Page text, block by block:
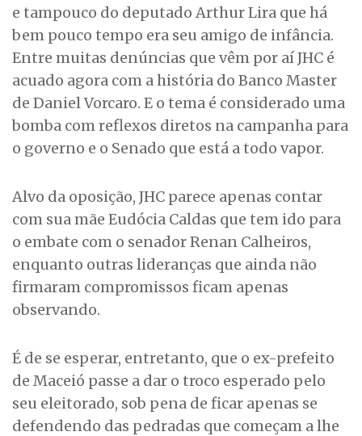
e tampouco do deputado Arthur Lira que há
bem pouco tempo era seu amigo de infância.
Entre muitas denúncias que vêm por aí JHC é
acuado agora com a história do Banco Master
de Daniel Vorcaro. E o tema é considerado uma
bomba com reflexos diretos na campanha para
o governo e o Senado que está a todo vapor.
Alvo da oposição, JHC parece apenas contar
com sua mãe Eudócia Caldas que tem ido para
o embate com o senador Renan Calheiros,
enquanto outras lideranças que ainda não
firmaram compromissos ficam apenas
observando.
É de se esperar, entretanto, que o ex-prefeito
de Maceió passe a dar o troco esperado pelo
seu eleitorado, sob pena de ficar apenas se
defendendo das pedradas que começam a lhe